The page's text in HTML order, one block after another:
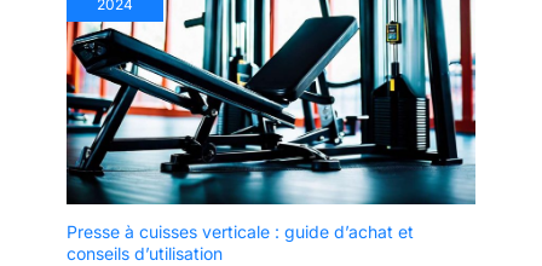
2024
Presse à cuisses verticale : guide d’achat et
conseils d’utilisation